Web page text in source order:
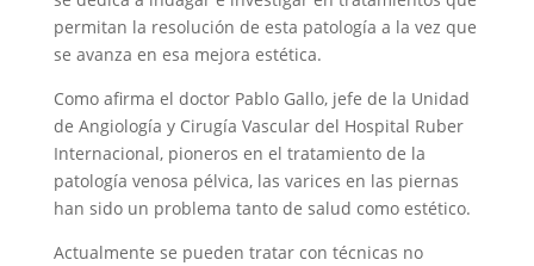
permitan la resolución de esta patología a la vez que
se avanza en esa mejora estética.
Como afirma el doctor Pablo Gallo, jefe de la Unidad
de Angiología y Cirugía Vascular del Hospital Ruber
Internacional, pioneros en el tratamiento de la
patología venosa pélvica, las varices en las piernas
han sido un problema tanto de salud como estético.
Actualmente se pueden tratar con técnicas no